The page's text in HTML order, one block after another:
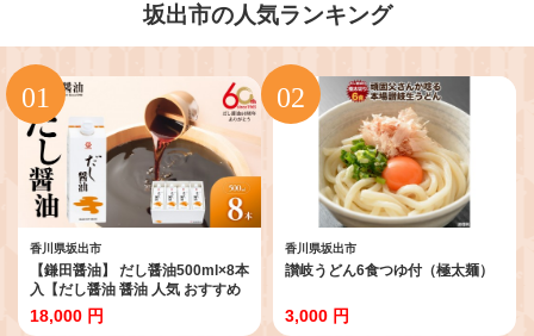
坂出市の人気ランキング
香川県坂出市
【鎌田醤油】 だし醤油500ml×8本
入【だし醤油 醤油 人気 おすすめ
人気 だし醤油 出汁醤油
AE1022】
18,000 円
香川県坂出市
讃岐うどん6食つゆ付（極太麺）
3,000 円